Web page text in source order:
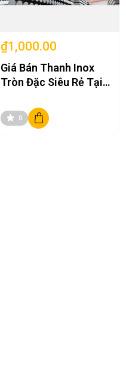
₫1,000.00
Giá Bán Thanh Inox
Tròn Đặc Siêu Rẻ Tại
0